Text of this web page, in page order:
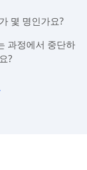
몇 명인가요?
과정에서 중단하
?